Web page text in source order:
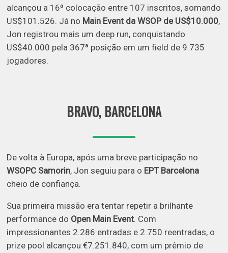
alcançou a 16ª colocação entre 107 inscritos, somando
US$101.526. Já no Main Event da WSOP de US$10.000,
Jon registrou mais um deep run, conquistando
US$40.000 pela 367ª posição em um field de 9.735
jogadores.
BRAVO, BARCELONA
De volta à Europa, após uma breve participação no
WSOPC Samorin, Jon seguiu para o EPT Barcelona
cheio de confiança.
Sua primeira missão era tentar repetir a brilhante
performance do Open Main Event. Com
impressionantes 2.286 entradas e 2.750 reentradas, o
prize pool alcançou €7.251.840, com um prêmio de